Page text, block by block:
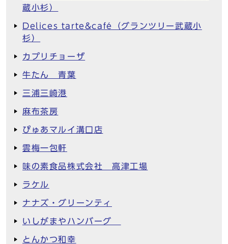
蔵小杉）
Delices tarte&café（グランツリー武蔵小
杉）
カプリチョーザ
牛たん 青葉
三浦三崎港
麻布茶房
ぴゅあマルイ溝口店
雲梅一包軒
味の素食品株式会社 高津工場
ラケル
ナナズ・グリーンティ
いしがまやハンバーグ
とんかつ和幸